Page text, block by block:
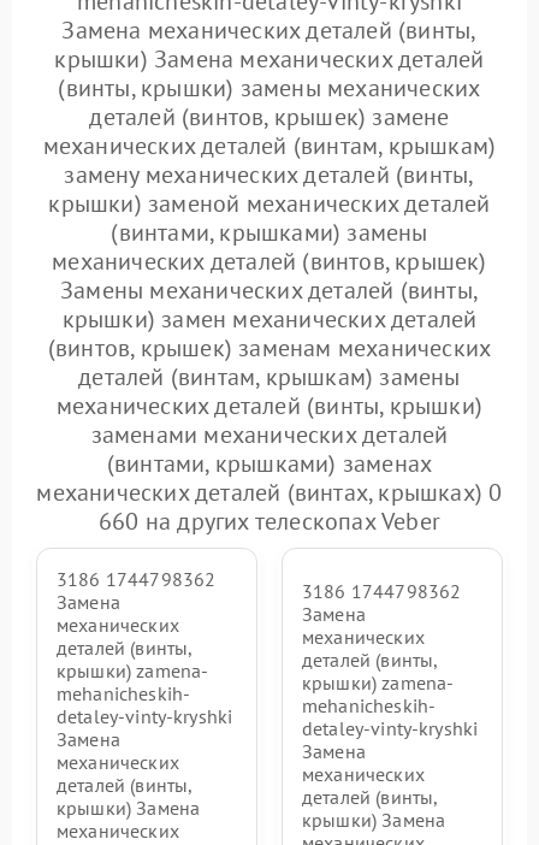
Замена механических деталей (винты,
крышки) Замена механических деталей
(винты, крышки) замены механических
деталей (винтов, крышек) замене
механических деталей (винтам, крышкам)
замену механических деталей (винты,
крышки) заменой механических деталей
(винтами, крышками) замены
механических деталей (винтов, крышек)
Замены механических деталей (винты,
крышки) замен механических деталей
(винтов, крышек) заменам механических
деталей (винтам, крышкам) замены
механических деталей (винты, крышки)
заменами механических деталей
(винтами, крышками) заменах
механических деталей (винтах, крышках) 0
660 на других телескопах Veber
3186 1744798362
Замена
механических
деталей (винты,
крышки) zamena-
mehanicheskih-
detaley-vinty-kryshki
Замена
механических
деталей (винты,
крышки) Замена
механических
3186 1744798362
Замена
механических
деталей (винты,
крышки) zamena-
mehanicheskih-
detaley-vinty-kryshki
Замена
механических
деталей (винты,
крышки) Замена